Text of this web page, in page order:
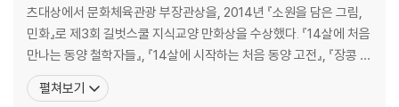
가나안 | 가버나움 | 갈릴리 | 겟세마네 | 고린도 | 고모라 | 골고다 | 골로새
| 길갈 | 나사렛 | 니느웨 | 다메섹 | 다시스 | 데살로니가 | 라오디게아 | 로
마 | 메소보다미아 | 모리아 | 모압 | 미디안 | 바벨론 | 바사 | 베다니 | 베데
스다 | 베들레헴 | 벧엘 | 브엘세바 | 블레셋 | 빌립보 | 사마리아 | 세겜 | 소
츠대상에서 문화체육관광 부장관상을, 2014년 『소원을 담은 그림,
민화』로 제3회 길벗스쿨 지식교양 만화상을 수상했다. 『14살에 처음
만나는 동양 철학자들』, 『14살에 시작하는 처음 동양 고전』, 『장콩 선
생님과 함께 묻고 답하는 한국사 카페』, 『한양도성: 육백 년 서울의 역
사가 살아 숨 쉬는 곳』, 『락롱꾸언과 백 명의 아이들』 등의 그림을 그
펼쳐보기